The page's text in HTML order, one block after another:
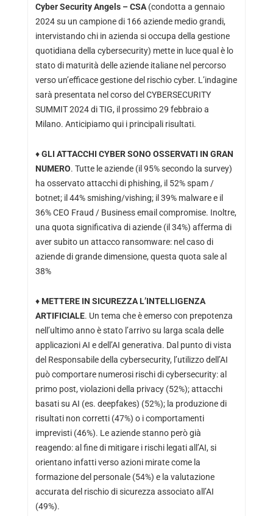
Cyber Security Angels – CSA (condotta a gennaio
2024 su un campione di 166 aziende medio grandi,
intervistando chi in azienda si occupa della gestione
quotidiana della cybersecurity) mette in luce qual è lo
stato di maturità delle aziende italiane nel percorso
verso un’efficace gestione del rischio cyber. L’indagine
sarà presentata nel corso del CYBERSECURITY
SUMMIT 2024di TIG, il prossimo 29 febbraio a
Milano. Anticipiamo qui i principali risultati.
♦GLI ATTACCHI CYBER SONO OSSERVATI IN GRAN
NUMERO. Tutte le aziende (il 95% secondo la survey)
ha osservato attacchi di phishing, il 52% spam /
botnet; il 44% smishing/vishing; il 39% malware e il
36% CEO Fraud / Business email compromise. Inoltre,
una quota significativa di aziende (il 34%) afferma di
aver subito un attacco ransomware: nel caso di
aziende di grande dimensione, questa quota sale al
38%
♦ METTERE IN SICUREZZA L’INTELLIGENZA
ARTIFICIALE. Un tema che è emerso con prepotenza
nell’ultimo anno è stato l’arrivo su larga scala delle
applicazioni AI e dell’AI generativa. Dal punto di vista
del Responsabile della cybersecurity, l’utilizzo dell’AI
può comportare numerosi rischi di cybersecurity: al
primo post, violazioni della privacy (52%); attacchi
basati su AI (es. deepfakes) (52%); la produzione di
risultati non corretti (47%) o i comportamenti
imprevisti (46%). Le aziende stanno però già
reagendo: al fine di mitigare i rischi legati all’AI, si
orientano infatti verso azioni mirate come la
formazione del personale (54%) e la valutazione
accurata del rischio di sicurezza associato all’AI
(49%).